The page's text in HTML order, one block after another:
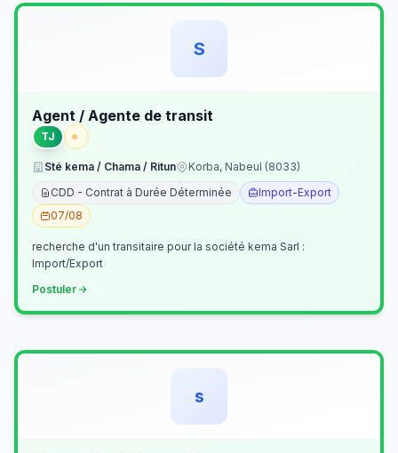
S
Agent / Agente de transit
TJ
Sté kema / Chama / Ritun
Korba, Nabeul (8033)
CDD - Contrat à Durée Déterminée
Import-Export
07/08
recherche d'un transitaire pour la société kema Sarl :
Import/Export
Postuler
s